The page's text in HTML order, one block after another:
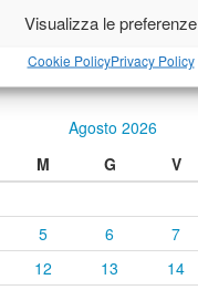
Visualizza le preferenze
Cookie PolicyPrivacy Policy
eventi
Agosto 2026
M G V
5 6 7
12 13 14